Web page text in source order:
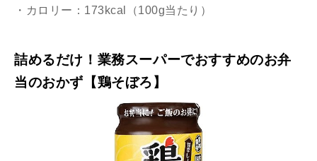
・カロリー：173kcal（100g当たり）
詰めるだけ！業務スーパーでおすすめのお弁
当のおかず【鶏そぼろ】